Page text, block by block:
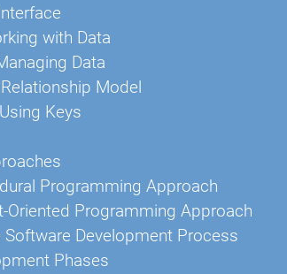
with Data
Data
Model
Keys
Programming Approach
Oriented Programming Approach
Development Process
Phases